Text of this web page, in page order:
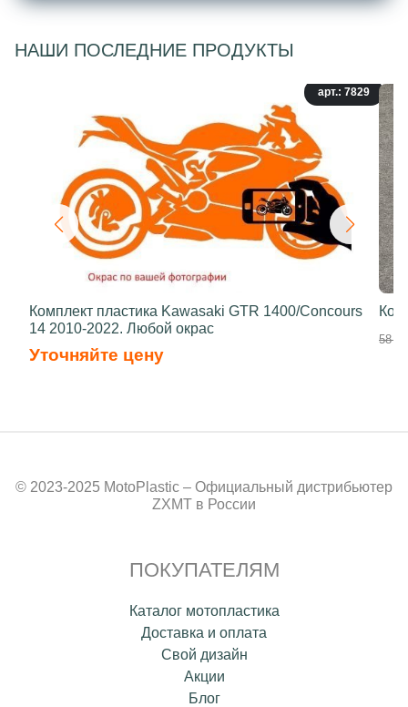
НАШИ ПОСЛЕДНИЕ ПРОДУКТЫ
арт.: 7829
Комплект пластика Kawasaki GTR 1400/Concours
14 2010-2022. Любой окрас
Уточняйте цену
58
© 2023-2025 MotoPlastic – Официальный дистрибьютер
ZXMT в России
ПОКУПАТЕЛЯМ
Каталог мотопластика
Доставка и оплата
Свой дизайн
Акции
Блог